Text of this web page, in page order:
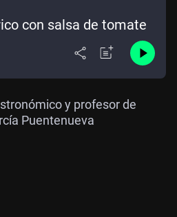
con salsa de tomate
y profesor de
Puentenueva